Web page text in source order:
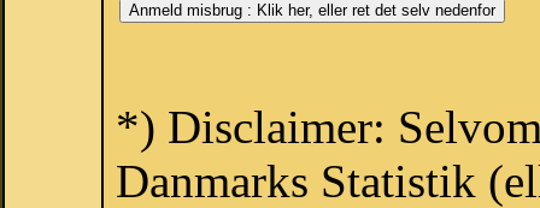
*) Disclaimer:
Danmarks Statistik